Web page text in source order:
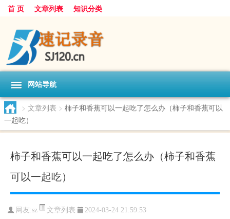
首 页 文章列表 知识分类
网站导航
> 文章列表 > 柿子和香蕉可以一起吃了怎么办（柿子和香蕉可以
一起吃）
柿子和香蕉可以一起吃了怎么办（柿子和香蕉
可以一起吃）
网友:sz 文章列表 2024-03-24 21:59:53